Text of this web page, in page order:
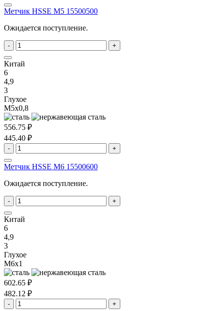
Метчик HSSE M5 15500500
Ожидается поступление.
- +
Китай
6
4,9
3
Глухое
M5x0,8
556.75 ₽
445.40 ₽
- +
Метчик HSSE M6 15500600
Ожидается поступление.
- +
Китай
6
4,9
3
Глухое
M6x1
602.65 ₽
482.12 ₽
- +